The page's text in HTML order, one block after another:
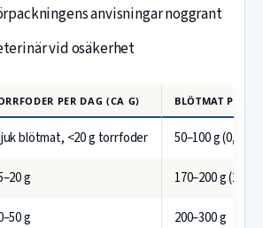
anvisningar noggrant
vid osäkerhet
PER DAG (CA G) BLÖTMAT PER
blötmat, <20 g torrfoder 50–100 g (0,5–1
g 170–200 g (2
g 200–300 g